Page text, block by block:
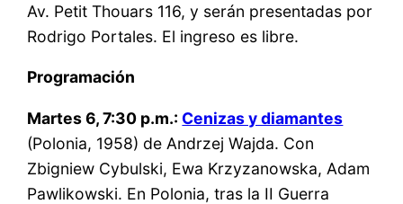
Av. Petit Thouars 116, y serán presentadas por
Rodrigo Portales. El ingreso es libre.
Programación
Martes 6, 7:30 p.m.: Cenizas y diamantes
(Polonia, 1958) de Andrzej Wajda. Con
Zbigniew Cybulski, Ewa Krzyzanowska, Adam
Pawlikowski. En Polonia, tras la II Guerra